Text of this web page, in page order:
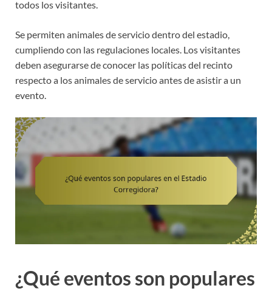
todos los visitantes.
Se permiten animales de servicio dentro del estadio,
cumpliendo con las regulaciones locales. Los visitantes
deben asegurarse de conocer las políticas del recinto
respecto a los animales de servicio antes de asistir a un
evento.
¿Qué eventos son populares